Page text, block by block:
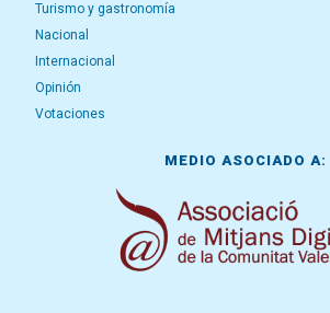
Turismo y gastronomía
Nacional
Internacional
Opinión
Votaciones
MEDIO ASOCIADO A: